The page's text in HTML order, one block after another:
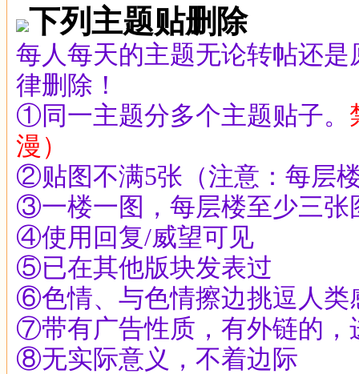
下列主题贴删除
每人每天的主题无论转帖还
律删除！
①同一主题分多个主题贴子。
漫）
②贴图不满5张（注意：每层
③一楼一图，每层楼至少三张
④使用回复/威望可见
⑤已在其他版块发表过
⑥色情、与色情擦边挑逗人类
⑦带有广告性质，有外链的，
⑧无实际意义，不着边际